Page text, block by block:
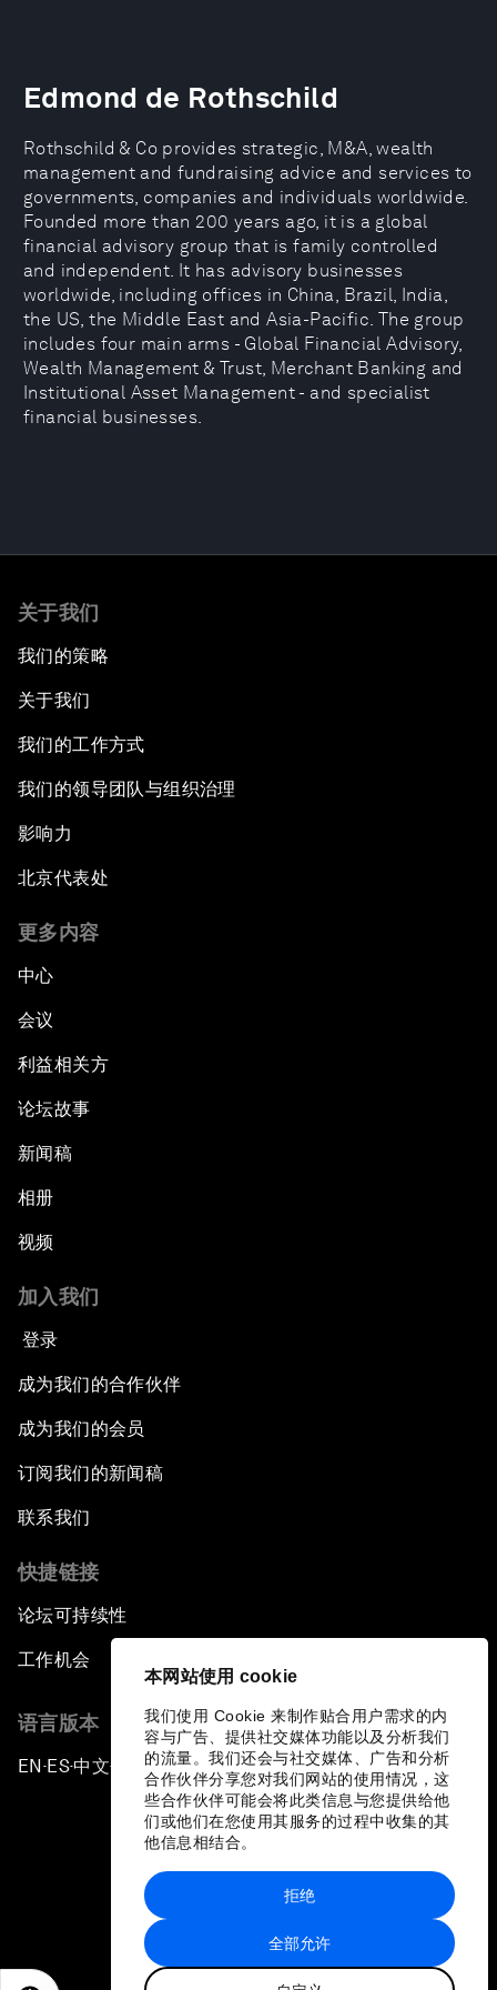
本网站使用 cookie
我们使用 Cookie 来制作贴合用户需求的内
容与广告、提供社交媒体功能以及分析我们
的流量。我们还会与社交媒体、广告和分析
合作伙伴分享您对我们网站的使用情况，这
些合作伙伴可能会将此类信息与您提供给他
们或他们在您使用其服务的过程中收集的其
他信息相结合。
全部允许
拒绝
Edmond de Rothschild
Rothschild & Co provides strategic, M&A, wealth
management and fundraising advice and services to
governments, companies and individuals worldwide.
Founded more than 200 years ago, it is a global
financial advisory group that is family controlled
and independent. It has advisory businesses
worldwide, including offices in China, Brazil, India,
the US, the Middle East and Asia-Pacific. The group
includes four main arms - Global Financial Advisory,
Wealth Management & Trust, Merchant Banking and
Institutional Asset Management - and specialist
financial businesses.
关于我们
我们的策略
关于我们
我们的工作方式
我们的领导团队与组织治理
影响力
北京代表处
更多内容
中心
会议
利益相关方
论坛故事
新闻稿
相册
视频
加入我们
登录
成为我们的合作伙伴
成为我们的会员
订阅我们的新闻稿
联系我们
快捷链接
论坛可持续性
工作机会
语言版本
EN ▪ES▪中文▪ 日本語
站点地图